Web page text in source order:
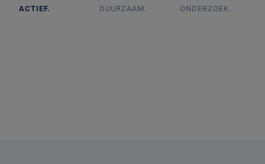
ACTIEF. DUURZAAM. ONDERZOEK.